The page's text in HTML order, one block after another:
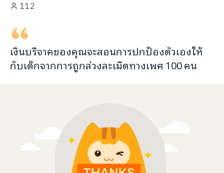
112
เงินบริจาคของคุณจะสอนการปกป้องตัวเองให้
กับเด็กจากการถูกล่วงละเมิดทางเพศ100คน